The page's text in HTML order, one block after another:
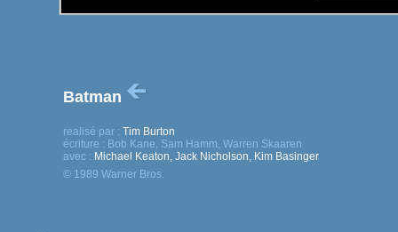
Batman
realisé par : Tim Burton
écriture : Bob Kane, Sam Hamm, Warren Skaaren
avec : Michael Keaton, Jack Nicholson, Kim Basinger
© 1989 Warner Bros.